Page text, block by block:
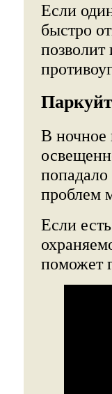
Если
быстро
В ночное
проблем
Если
поможет